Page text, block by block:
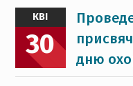
КВІ
30
дню